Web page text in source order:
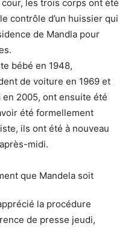
les trois corps ont été
contrôle d’un huissier qui
de Mandla pour
bébé en 1948,
de voiture en 1969 et
2005, ont ensuite été
été formellement
ils ont été à nouveau
midi.
la procédure
de presse jeudi,